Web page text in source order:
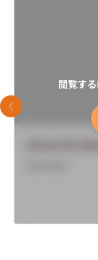
閲覧す
前のスライド